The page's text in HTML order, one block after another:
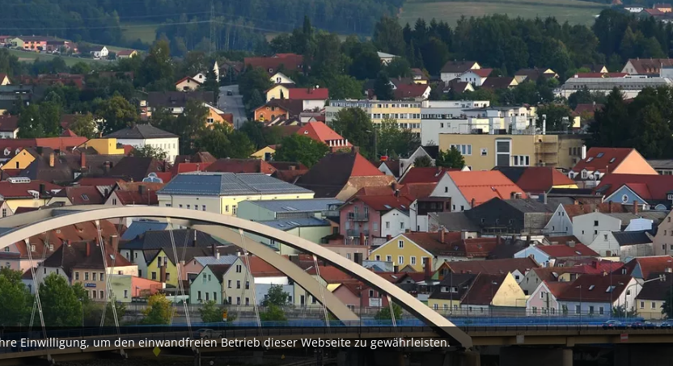
Einwilligung, um den einwandfreien Betrieb dieser Webseite zu gewährleisten.